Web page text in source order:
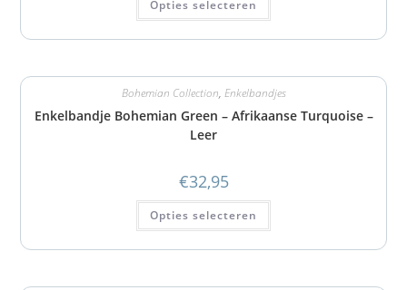
Opties selecteren
Bohemian Collection, Enkelbandjes
Enkelbandje Bohemian Green – Afrikaanse Turquoise –
Leer
€32,95
Opties selecteren